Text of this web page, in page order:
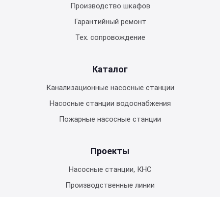
Производство шкафов
Гарантийный ремонт
Тех. сопровождение
Каталог
Канализационные насосные станции
Насосные станции водоснабжения
Пожарные насосные станции
Проекты
Насосные станции, КНС
Производственные линии